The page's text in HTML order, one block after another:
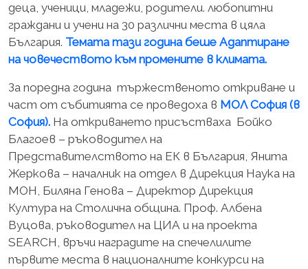
деца, ученици, младежи, родители. любопитни
граждани и учени на 30 различни места в цяла
България. Темата тази година беше Адаптиране
на човечеството към промените в климата.
За поредна година тържественото откриване и
част от събитията се проведоха в МОЛ София (в
София). На откриването присъстваха Бойко
Благоев – ръководител на
Представителството на ЕК в България, Янита
Жеркова – началник на отдел в Дирекция Наука на
МОН, Биляна Генова – Директор Дирекция
Култура на Столична община. Проф. Албена
Вуцова, ръководител на ЦИА и на проекта
SEARCH, връчи наградите на спечелилите
първите места в националните конкурси на